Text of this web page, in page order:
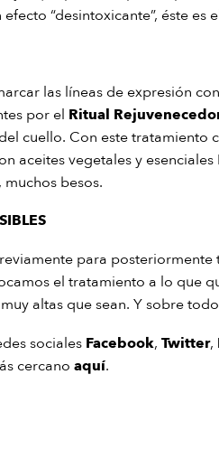
“desintoxicante”, éste es
las líneas de expresión
por el Ritual
cuello. Con este tratamiento
aceites vegetales y
besos.
para posteriormente
el tratamiento a lo que
altas que sean. Y sobre
sociales Facebook, Twitter,
cercano aquí.